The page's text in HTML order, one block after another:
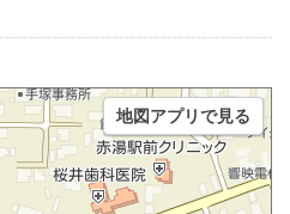
地図アプリで見る